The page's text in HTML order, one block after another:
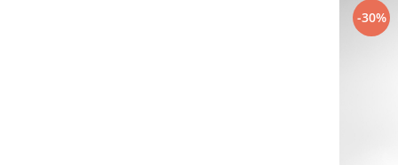
-30%